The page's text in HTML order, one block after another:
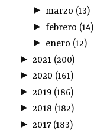
► marzo (13)
► febrero (14)
► enero (12)
► 2021 (200)
►2020 (161)
► 2019 (186)
►2018 (182)
► 2017(183)